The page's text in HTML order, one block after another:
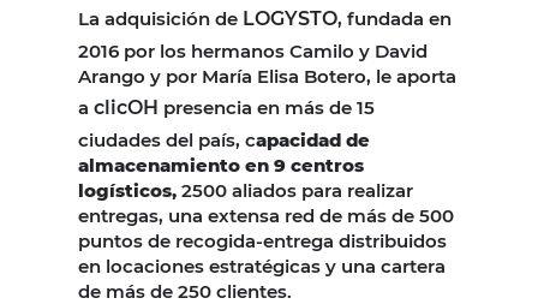
La adquisición de LOGYSTO, fundada en
2016 por los hermanos Camilo y David
Arango y por María Elisa Botero, le aporta
a clicOH presencia en más de 15
ciudades del país, capacidad de
almacenamiento en 9 centros
logísticos, 2500 aliados para realizar
entregas, una extensa red de más de 500
puntos de recogida-entrega distribuidos
en locaciones estratégicas y una cartera
de más de 250 clientes.